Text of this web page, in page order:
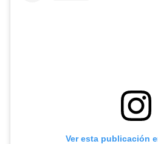
Ver esta publicación